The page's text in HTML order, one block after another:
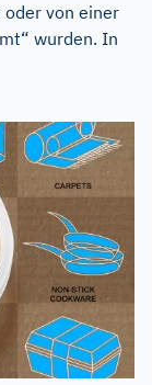
von einer
wurden. In